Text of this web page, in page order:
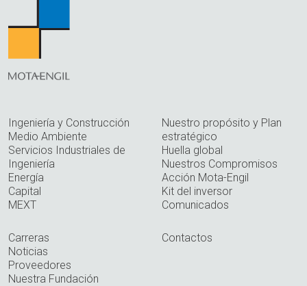
Ingeniería y Construcción
Medio Ambiente
Servicios Industriales de
Ingeniería
Energía
Capital
MEXT
Nuestro propósito y Plan
estratégico
Huella global
Nuestros Compromisos
Acción Mota-Engil
Kit del inversor
Comunicados
Carreras
Noticias
Proveedores
Nuestra Fundación
Contactos